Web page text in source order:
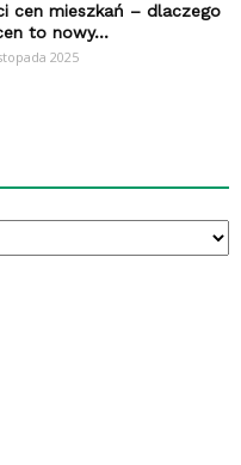
cen mieszkań – dlaczego
to nowy...
2025